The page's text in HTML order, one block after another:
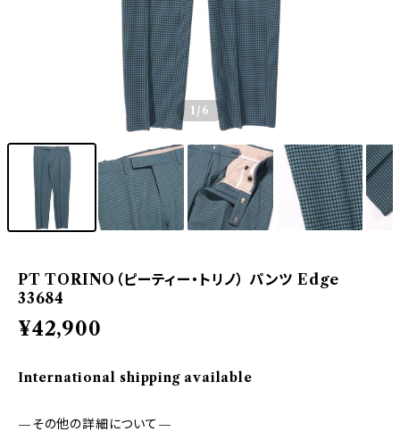
1 /6
PT TORINO（ピーティー・トリノ） パンツ Edge
33684
¥42,900
International shipping available
—その他の詳細について—